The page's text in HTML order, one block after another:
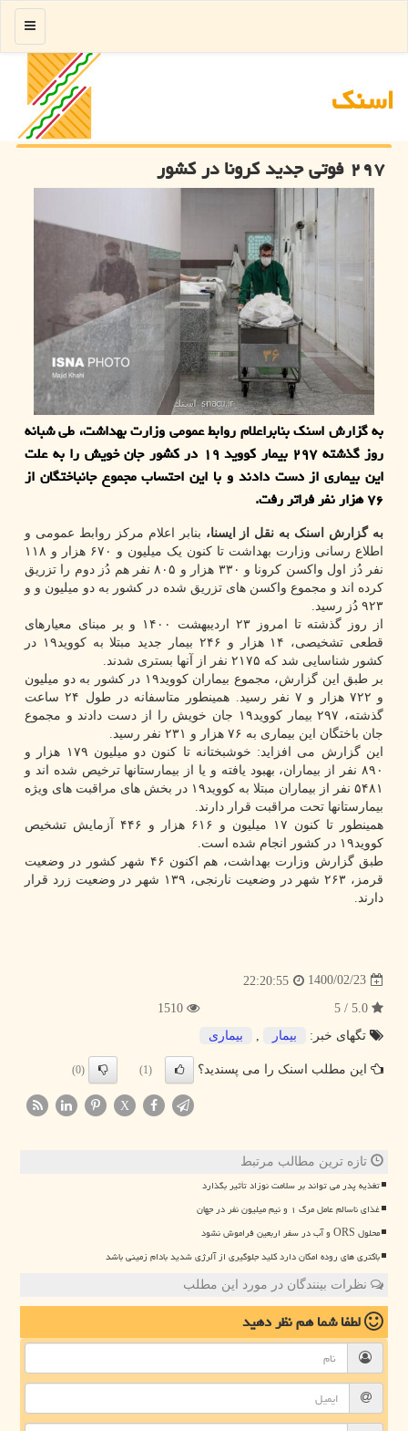
اسنك
منو
۲۹۷ فوتی جدید كرونا در كشور
به گزارش اسنک بنابراعلام روابط عمومی وزارت بهداشت، طی شبانه
روز گذشته ۲۹۷ بیمار کووید ۱۹ در کشور جان خویش را به علت
این بیماری از دست دادند و با این احتساب مجموع جانباختگان از
۷۶ هزار نفر فراتر رفت.
به گزارش اسنک به نقل از ایسنا، بنابر اعلام مرکز روابط عمومی و
اطلاع رسانی وزارت بهداشت تا کنون یک میلیون و ۶۷۰ هزار و ۱۱۸
نفر دُز اول واکسن کرونا و ۳۳۰ هزار و ۸۰۵ نفر هم دُز دوم را تزریق
کرده اند و مجموع واکسن های تزریق شده در کشور به دو میلیون و و
۹۲۳ دُز رسید.
از روز گذشته تا امروز ۲۳ اردیبهشت ۱۴۰۰ و بر مبنای معیارهای
قطعی تشخیصی، ۱۴ هزار و ۲۴۶ بیمار جدید مبتلا به کووید۱۹ در
کشور شناسایی شد که ۲۱۷۵ نفر از آنها بستری شدند.
بر طبق این گزارش، مجموع بیماران کووید۱۹ در کشور به دو میلیون
و ۷۲۲ هزار و ۷ نفر رسید. همینطور متاسفانه در طول ۲۴ ساعت
گذشته، ۲۹۷ بیمار کووید۱۹ جان خویش را از دست دادند و مجموع
جان باختگان این بیماری به ۷۶ هزار و ۲۳۱ نفر رسید.
این گزارش می افزاید: خوشبختانه تا کنون دو میلیون ۱۷۹ هزار و
۸۹۰ نفر از بیماران، بهبود یافته و یا از بیمارستانها ترخیص شده اند و
۵۴۸۱ نفر از بیماران مبتلا به کووید۱۹ در بخش های مراقبت های ویژه
بیمارستانها تحت مراقبت قرار دارند.
همینطور تا کنون ۱۷ میلیون و ۶۱۶ هزار و ۴۴۶ آزمایش تشخیص
کووید۱۹ در کشور انجام شده است.
طبق گزارش وزارت بهداشت، هم اکنون ۴۶ شهر کشور در وضعیت
قرمز، ۲۶۳ شهر در وضعیت نارنجی، ۱۳۹ شهر در وضعیت زرد قرار
دارند.
1400/02/23
22:20:55
تگهای خبر:
بیمار , بیماری
این مطلب اسنک را می پسندید؟ (1)
(0)
X
تازه ترین مطالب مرتبط
تغذیه پدر می تواند بر سلامت نوزاد تأثیر بگذارد
غذای ناسالم عامل مرگ ۱ و نیم میلیون نفر در جهان
محلول ORS و آب در سفر اربعین فراموش نشود
باکتری های روده امکان دارد کلید جلوگیری از آلرژی شدید بادام زمینی باشد
نظرات بینندگان در مورد این مطلب
لطفا شما همنظر دهید